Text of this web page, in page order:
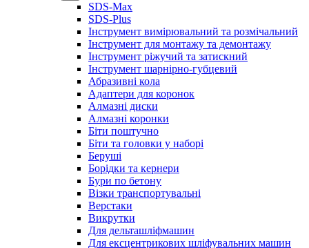
SDS-Max
SDS-Plus
Інструмент вимірювальний та розмічальний
Інструмент для монтажу та демонтажу
Інструмент ріжучий та затискний
Інструмент шарнірно-губцевий
Абразивні кола
Адаптери для коронок
Алмазні диски
Алмазні коронки
Біти поштучно
Біти та головки у наборі
Беруші
Борідки та кернери
Бури по бетону
Візки транспортувальні
Верстаки
Викрутки
Для дельташліфмашин
Для ексцентрикових шліфувальних машин